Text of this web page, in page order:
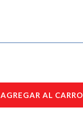
AGREGAR AL CARRO